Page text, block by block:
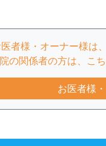
者様・オーナー様は
の関係者の方は、こ
お医者様